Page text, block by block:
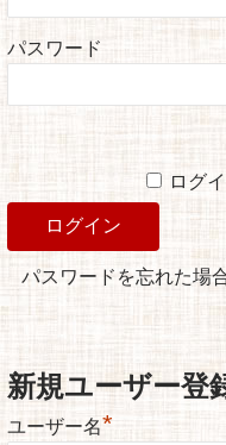
パスワード
ログ
パスワードを忘れた場
新規ユーザー登
ユーザー名*